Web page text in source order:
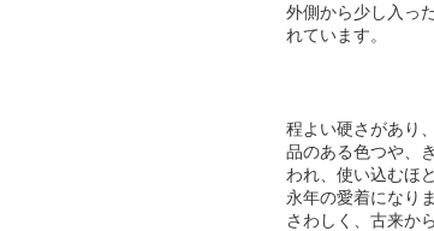
外側から少し入っ
れています。
程よい硬さがあり
品のある色つや、
われ、使い込むほ
永年の愛着になり
さわしく、古来か